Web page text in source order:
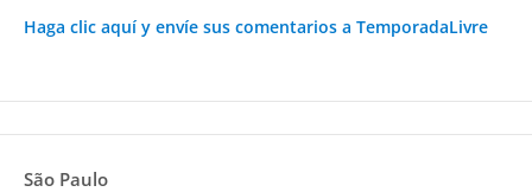
Haga clic aquí y envíe sus comentarios a TemporadaLivre
São Paulo